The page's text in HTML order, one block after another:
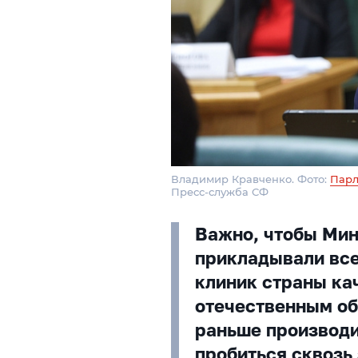
Владимир Кравченко. Фото:
Пресс-служба СФ
Важно, чтобы
прикладывали
клиник страны
отечественным
раньше
пробиться